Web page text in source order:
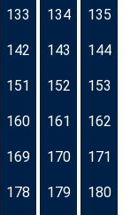
133 134 135
142 143 144
151 152 153
160 161 162
169 170 171
178 179 180